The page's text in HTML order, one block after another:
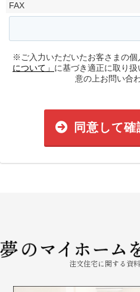
FAX
※ご入力いただいたお客さまの個
について」 に基づき適正に取り
意の上お問い合
同意して
注文住宅に関する資